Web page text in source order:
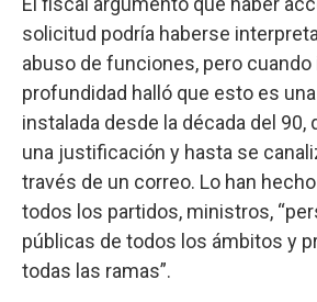
solicitud podría haberse
abuso de funciones, pero
profundidad halló que esto es
instalada desde la década del 90,
una justificación y hasta se
través de un correo. Lo han
todos los partidos, ministros,
públicas de todos los ámbitos y
todas las ramas”.